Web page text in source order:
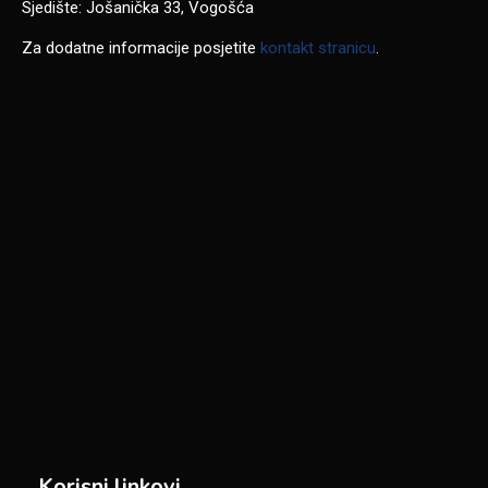
Sjedište: Jošanička 33, Vogošća
Za dodatne informacije posjetite kontakt stranicu